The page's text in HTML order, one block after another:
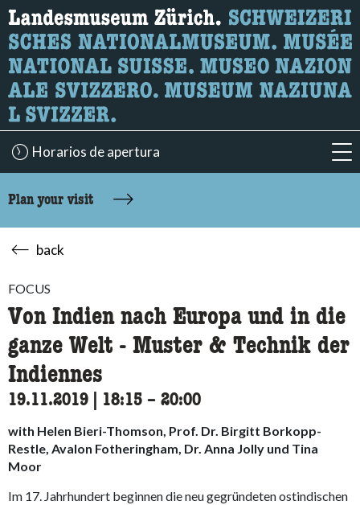
What are you looking for?
Here you can search for content on the page.
Horarios de apertura
Plan your visit
back
FOCUS
Von Indien nach Europa und in die
ganze Welt - Muster & Technik der
Indiennes
19.11.2019 18:15 accessibility.time_to
– 20:00
with Helen Bieri-Thomson, Prof. Dr. Birgitt Borkopp-
Restle, Avalon Fotheringham, Dr. Anna Jolly und Tina
Moor
Im 17. Jahrhundert beginnen die neu gegründeten ostindischen